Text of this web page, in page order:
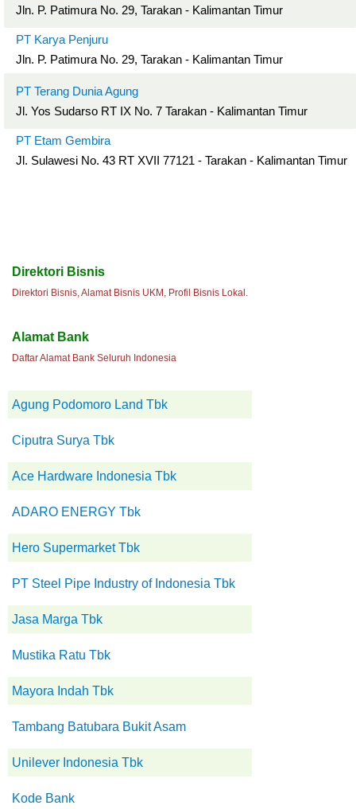
Jln. P. Patimura No. 29, Tarakan - Kalimantan Timur
PT Karya Penjuru
Jln. P. Patimura No. 29, Tarakan - Kalimantan Timur
PT Terang Dunia Agung
Jl. Yos Sudarso RT IX No. 7 Tarakan - Kalimantan Timur
PT Etam Gembira
Jl. Sulawesi No. 43 RT XVII 77121 - Tarakan - Kalimantan Timur
Direktori Bisnis
Direktori Bisnis, Alamat Bisnis UKM, Profil Bisnis Lokal.
Alamat Bank
Daftar Alamat Bank Seluruh Indonesia
Agung Podomoro Land Tbk
Ciputra Surya Tbk
Ace Hardware Indonesia Tbk
ADARO ENERGY Tbk
Hero Supermarket Tbk
PT Steel Pipe Industry of Indonesia Tbk
Jasa Marga Tbk
Mustika Ratu Tbk
Mayora Indah Tbk
Tambang Batubara Bukit Asam
Unilever Indonesia Tbk
Kode Bank